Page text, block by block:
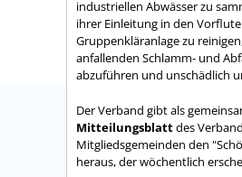
industriellen Abwässer zu
ihrer Einleitung in den
Gruppenkläranlage zu
anfallenden Schlamm- und
abzuführen und unschädlich
Der Verband gibt als
Mitteilungsblattdes
Mitgliedsgemeinden den
heraus, der wöchentlich